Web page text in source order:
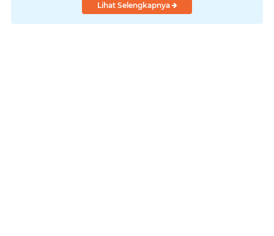
Lihat Selengkapnya